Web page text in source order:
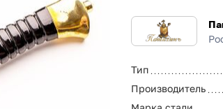
Тип
Производитель